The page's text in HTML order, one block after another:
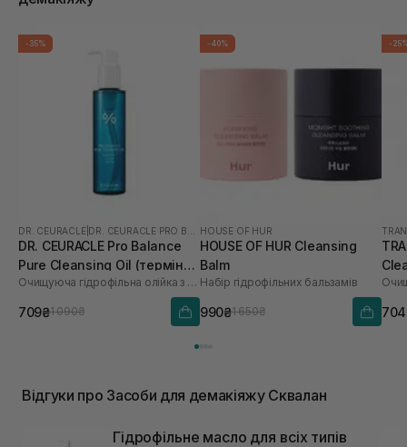
-35%
DR. CEURACLE
DR. CEURACLE Pro Balance
Pure Cleansing Oil (термін
до 01.27р.) 155 мл
Очищуюча гідрофільна олійка з пробіотиками
709₴1 090₴
-40%
HOUSE OF HUR
HOUSE OF HUR Cleansing
Balm
Набір гідрофільних бальзамів
990₴1 650₴
-
Відгуки про Засоби для демакіяжу Сквалан
Гідрофільне масло для всіх типів